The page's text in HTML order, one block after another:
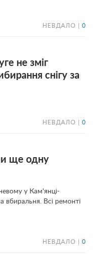
НЕВДАЛО | 0
не зміг
снігу за
НЕВДАЛО | 0
ще одну
у Кам'янці-
вбиральня. Всі ремонті
НЕВДАЛО | 0